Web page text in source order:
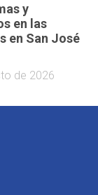
y
en las
en San José
de 2026